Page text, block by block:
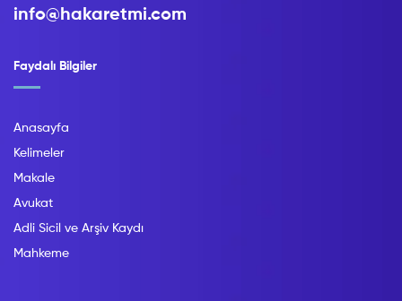
Faydalı Bilgiler
Anasayfa
Kelimeler
Makale
Avukat
Adli Sicil ve Arşiv Kaydı
Mahkeme
info@hakaretmi.com